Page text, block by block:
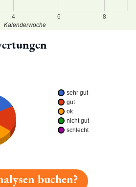
4 6 8
Kalenderwoche
sehr gut
gut
ok
nicht gut
schlecht
buchen?